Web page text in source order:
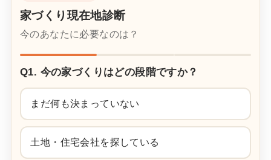
家づくり現在地診断
今のあなたに必要なのは？
Q1. 今の家づくりはどの段階ですか？
まだ何も決まっていない
土地・住宅会社を探している